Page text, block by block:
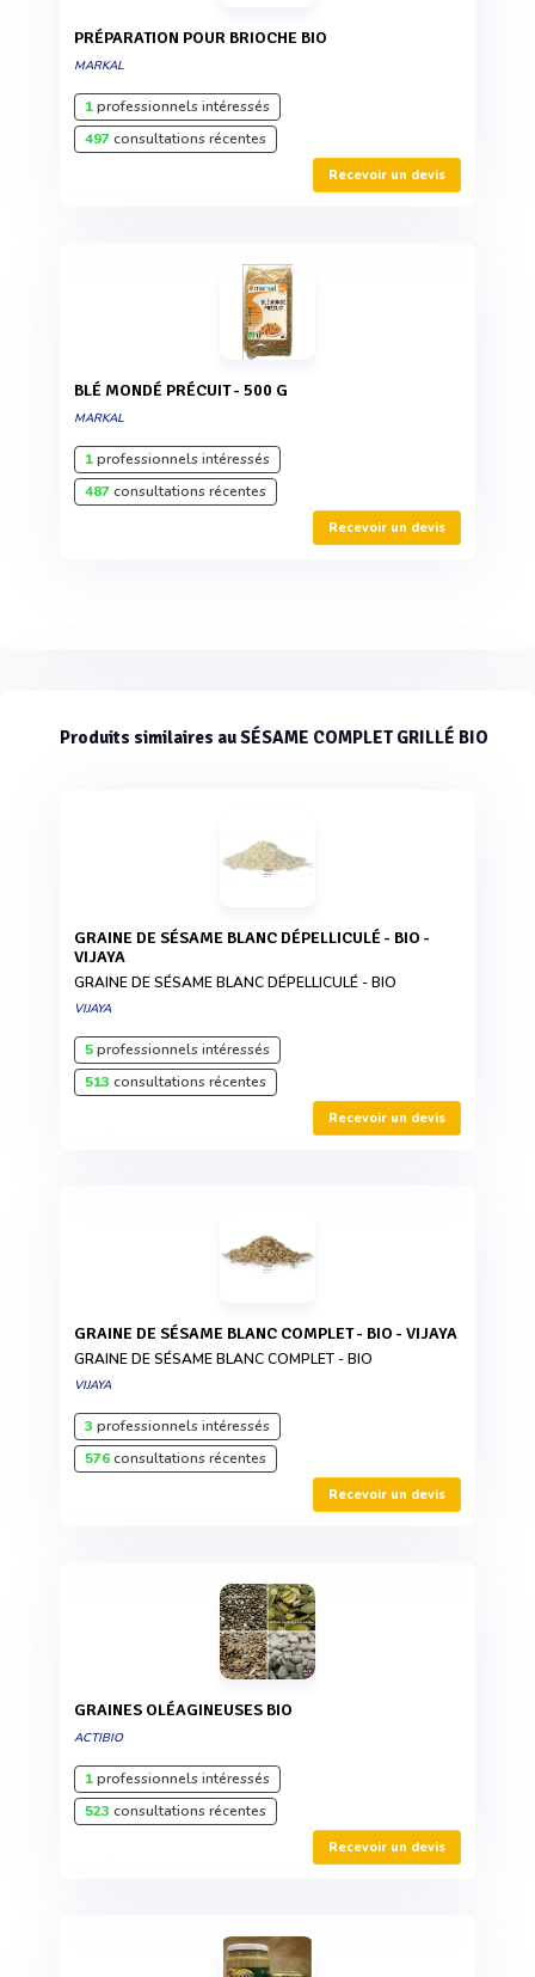
PRÉPARATION POUR BRIOCHE BIO
MARKAL
1professionnels intéressés
497consultations récentes
Recevoir un devis
BLÉ MONDÉ PRÉCUIT - 500 G
MARKAL
1professionnels intéressés
487consultations récentes
Recevoir un devis
Produits similaires au SÉSAME COMPLET GRILLÉ BIO
GRAINE DE SÉSAME BLANC DÉPELLICULÉ - BIO -
VIJAYA
GRAINE DE SÉSAME BLANC DÉPELLICULÉ - BIO
VIJAYA
5professionnels intéressés
513 consultations récentes
Recevoir un devis
GRAINE DE SÉSAME BLANC COMPLET - BIO - VIJAYA
GRAINE DE SÉSAME BLANC COMPLET - BIO
VIJAYA
3 professionnels intéressés
576consultations récentes
Recevoir un devis
GRAINES OLÉAGINEUSES BIO
ACTIBIO
1professionnels intéressés
523 consultations récentes
Recevoir un devis